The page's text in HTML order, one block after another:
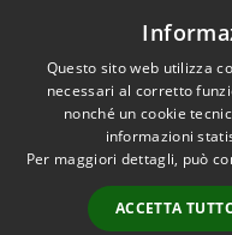
Dichiarazione di
Accessibilità
Questo sito web utilizza
necessari al corretto
nonché un cookie
informazioni
Per maggiori dettagli, può
ACCETTA